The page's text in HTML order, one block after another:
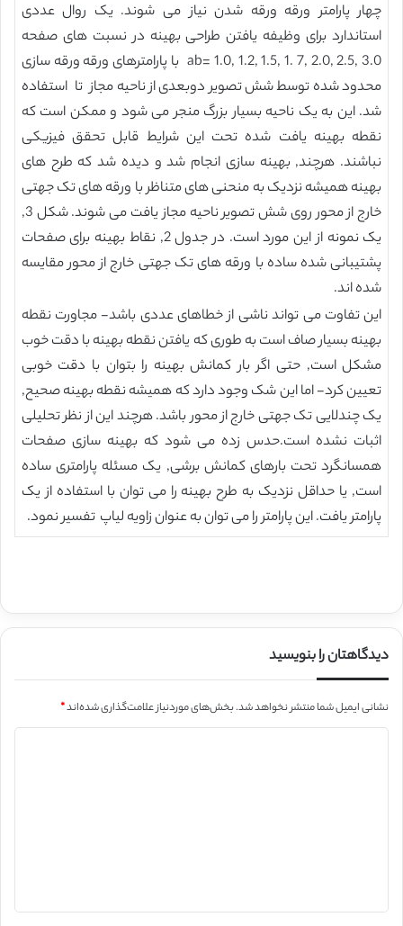
چهار پارامتر ورقه ورقه شدن نیاز می شوند. یک روال عددی
استاندارد برای وظیفه یافتن طراحی بهینه در نسبت های صفحه
ab= 1.0, 1.2, 1.5, 1. 7, 2.0, 2.5, 3.0 با پارامترهای ورقه ورقه سازی
محدود شده توسط شش تصویر دوبعدی از ناحیه مجاز تا استفاده
شد. این به یک ناحیه بسیار بزرگ منجر می شود و ممکن است که
نقطه بهینه یافت شده تحت این شرایط قابل تحقق فیزیکی
نباشند. هرچند, بهینه سازی انجام شد و دیده شد که طرح های
بهینه همیشه نزدیک به منحنی های متناظر با ورقه های تک جهتی
خارج از محور روی شش تصویر ناحیه مجاز یافت می شوند. شکل 3,
یک نمونه از این مورد است. در جدول 2, نقاط بهینه برای صفحات
پشتیبانی شده ساده با ورقه های تک جهتی خارج از محور مقایسه
شده اند.
این تفاوت می تواند ناشی از خطاهای عددی باشد- مجاورت نقطه
بهینه بسیار صاف است به طوری که یافتن نقطه بهینه با دقت خوب
مشکل است, حتی اگر بار کمانش بهینه را بتوان با دقت خوبی
تعیین کرد- اما این شک وجود دارد که همیشه نقطه بهینه صحیح,
یک چندلایی تک جهتی خارج از محور باشد. هرچند این از نظر تحلیلی
اثبات نشده است.حدس زده می شود که بهینه سازی صفحات
همسانگرد تحت بارهای کمانش برشی, یک مسئله پارامتری ساده
است, یا حداقل نزدیک به طرح بهینه را می توان با استفاده از یک
پارامتر یافت. این پارامتر را می توان به عنوان زاویه لیاپ تفسیر نمود.
دیدگاهتان را بنویسید
نشانی ایمیل شما منتشر نخواهد شد.بخش‌های موردنیاز علامت‌گذاری شده‌اند*